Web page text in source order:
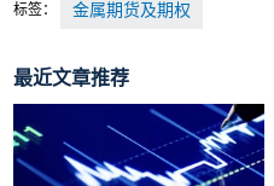
标签： 金属期货及期权
最近文章推荐